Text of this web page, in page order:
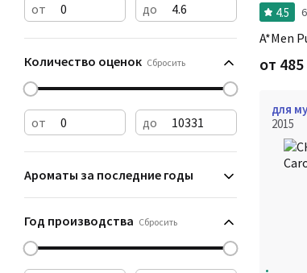
от до
Количество оценок Сбросить
от до
Ароматы за последние годы
Год производства Сбросить
4.5
A*Men
от 485
для
2015